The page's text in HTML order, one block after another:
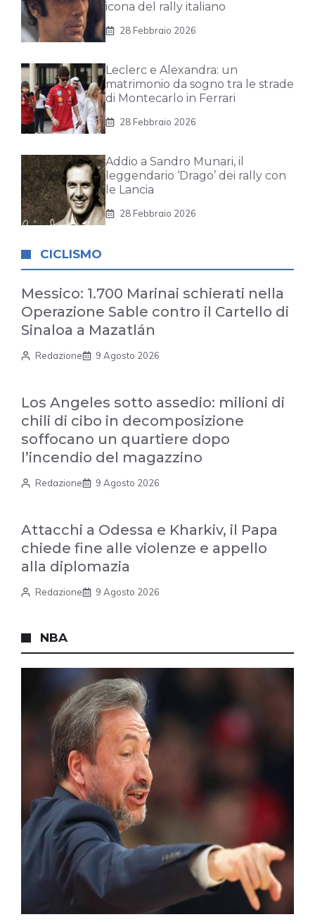
icona del rally italiano
28 Febbraio 2026
Leclerc e Alexandra: un
matrimonio da sogno tra le strade
di Montecarlo in Ferrari
28 Febbraio 2026
Addio a Sandro Munari, il
leggendario ‘Drago’ dei rally con
le Lancia
28 Febbraio 2026
CICLISMO
Messico: 1.700 Marinai schierati nella
Operazione Sable contro il Cartello di
Sinaloa a Mazatlán
Redazione 9 Agosto 2026
Los Angeles sotto assedio: milioni di
chili di cibo in decomposizione
soffocano un quartiere dopo
l’incendio del magazzino
Redazione 9 Agosto 2026
Attacchi a Odessa e Kharkiv, il Papa
chiede fine alle violenze e appello
alla diplomazia
Redazione 9 Agosto 2026
NBA